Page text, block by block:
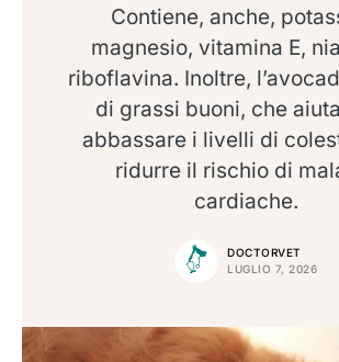
Contiene, anche,
magnesio, vitamina E,
riboflavina. Inoltre,
di grassi buoni, che
abbassare i livelli di
ridurre il rischio di
cardiache.
DOCTORVET
LUGLIO 7, 2026